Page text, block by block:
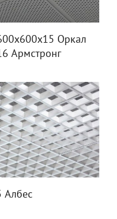
Оркал
Армстронг
Албес